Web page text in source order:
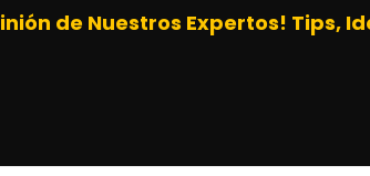
de Nuestros Expertos! Tips,